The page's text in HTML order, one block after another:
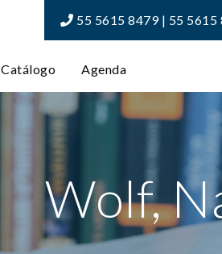
55 5615 8479 | 55 5615
Catálogo Agenda
Wolf,